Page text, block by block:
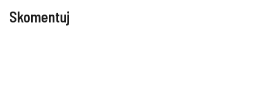
Skomentuj